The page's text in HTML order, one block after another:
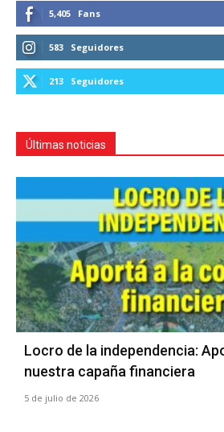
5,405 Fans
583 Seguidores
213 Seguidores
Últimas noticias
Locro de la independencia:
nuestra capaña financiera
5 de julio de 2026